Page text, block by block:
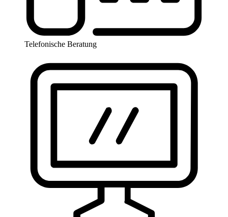
Telefonische Beratung